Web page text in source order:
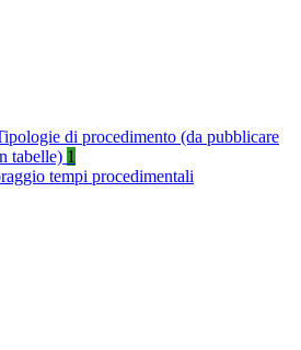
di procedimento (da pubblicare
tabelle) 1
tempi procedimentali